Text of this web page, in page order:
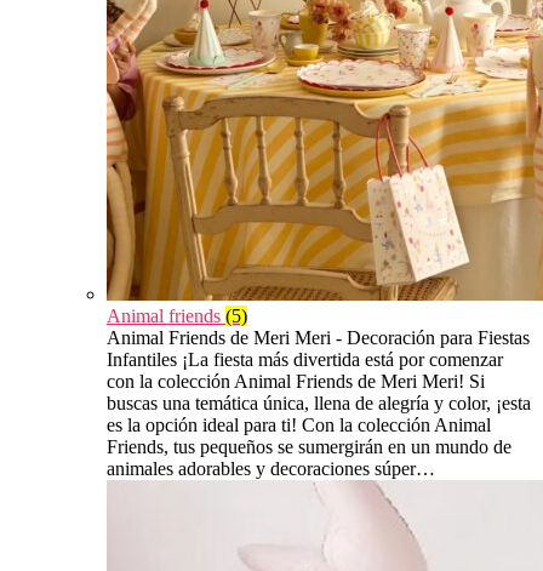
Animal friends (5)
Animal Friends de Meri Meri - Decoración para Fiestas
Infantiles ¡La fiesta más divertida está por comenzar
con la colección Animal Friends de Meri Meri! Si
buscas una temática única, llena de alegría y color, ¡esta
es la opción ideal para ti! Con la colección Animal
Friends, tus pequeños se sumergirán en un mundo de
animales adorables y decoraciones súper…